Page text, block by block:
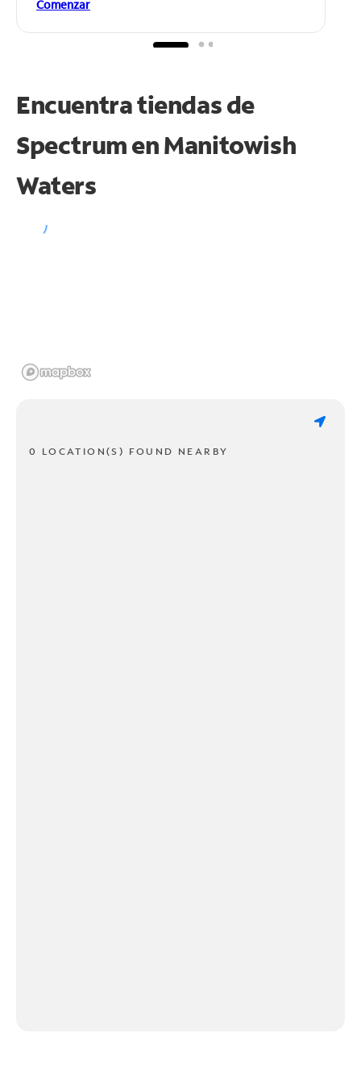
Comenzar
Encuentra tiendas de
Spectrum enManitowish
Waters
0 LOCATION(S) FOUND NEARBY